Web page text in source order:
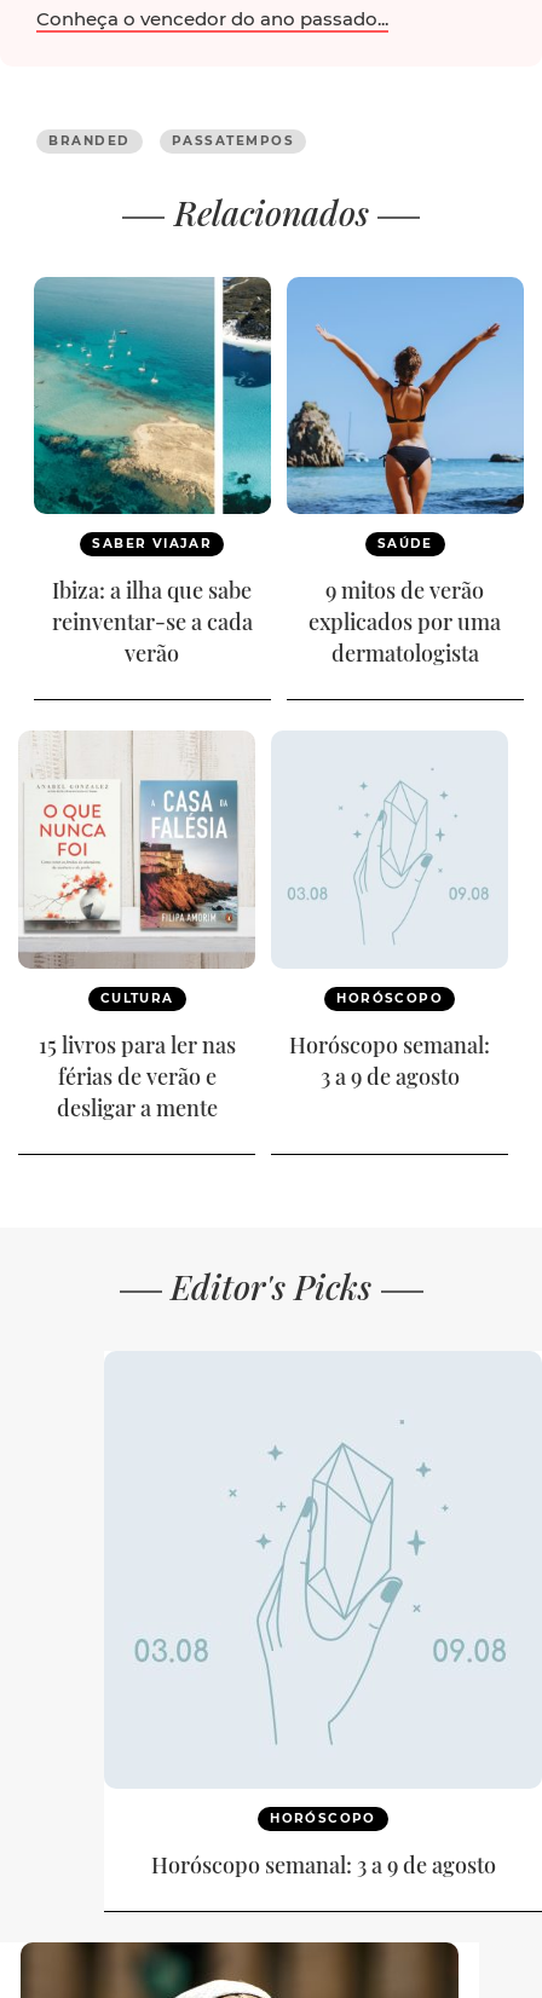
Conheça o vencedor do ano passado...
BRANDED PASSATEMPOS
Relacionados
SABER VIAJAR
Ibiza: a ilha que sabe
reinventar-se a cada
verão
SAÚDE
9 mitos de verão
explicados por uma
dermatologista
CULTURA
15 livros para ler nas
férias de verão e
desligar a mente
HORÓSCOPO
Horóscopo semanal:
3 a 9 de agosto
Editor's Picks
HORÓSCOPO
Horóscopo semanal: 3 a 9 de agosto